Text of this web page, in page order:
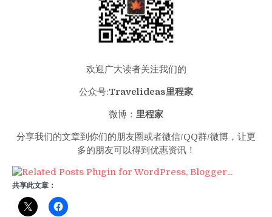
欢迎广大读者关注我们的
公众号:Travelideas里程家
微博： 里程家
分享我们的文章到你们的朋友圈或者微信/QQ群/微博，让更
多的朋友可以得到优惠资讯！
共享此文章：